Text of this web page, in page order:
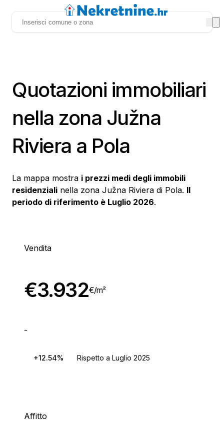
Quotazioni immobiliari
nella zona Južna
Riviera a Pola
La mappa mostra i prezzi medi degli immobili
residenziali nella zona Južna Riviera di Pola. Il
periodo di riferimento è Luglio 2026.
Vendita
€3.932€/m²
-
+12.54% Rispetto a Luglio 2025
Affitto